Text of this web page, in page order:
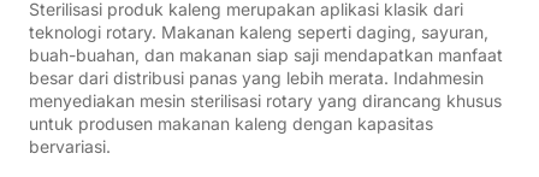
Sterilisasi produk kaleng merupakan aplikasi klasik dari
teknologi rotary. Makanan kaleng seperti daging, sayuran,
buah-buahan, dan makanan siap saji mendapatkan manfaat
besar dari distribusi panas yang lebih merata. Indahmesin
menyediakan mesin sterilisasi rotary yang dirancang khusus
untuk produsen makanan kaleng dengan kapasitas
bervariasi.